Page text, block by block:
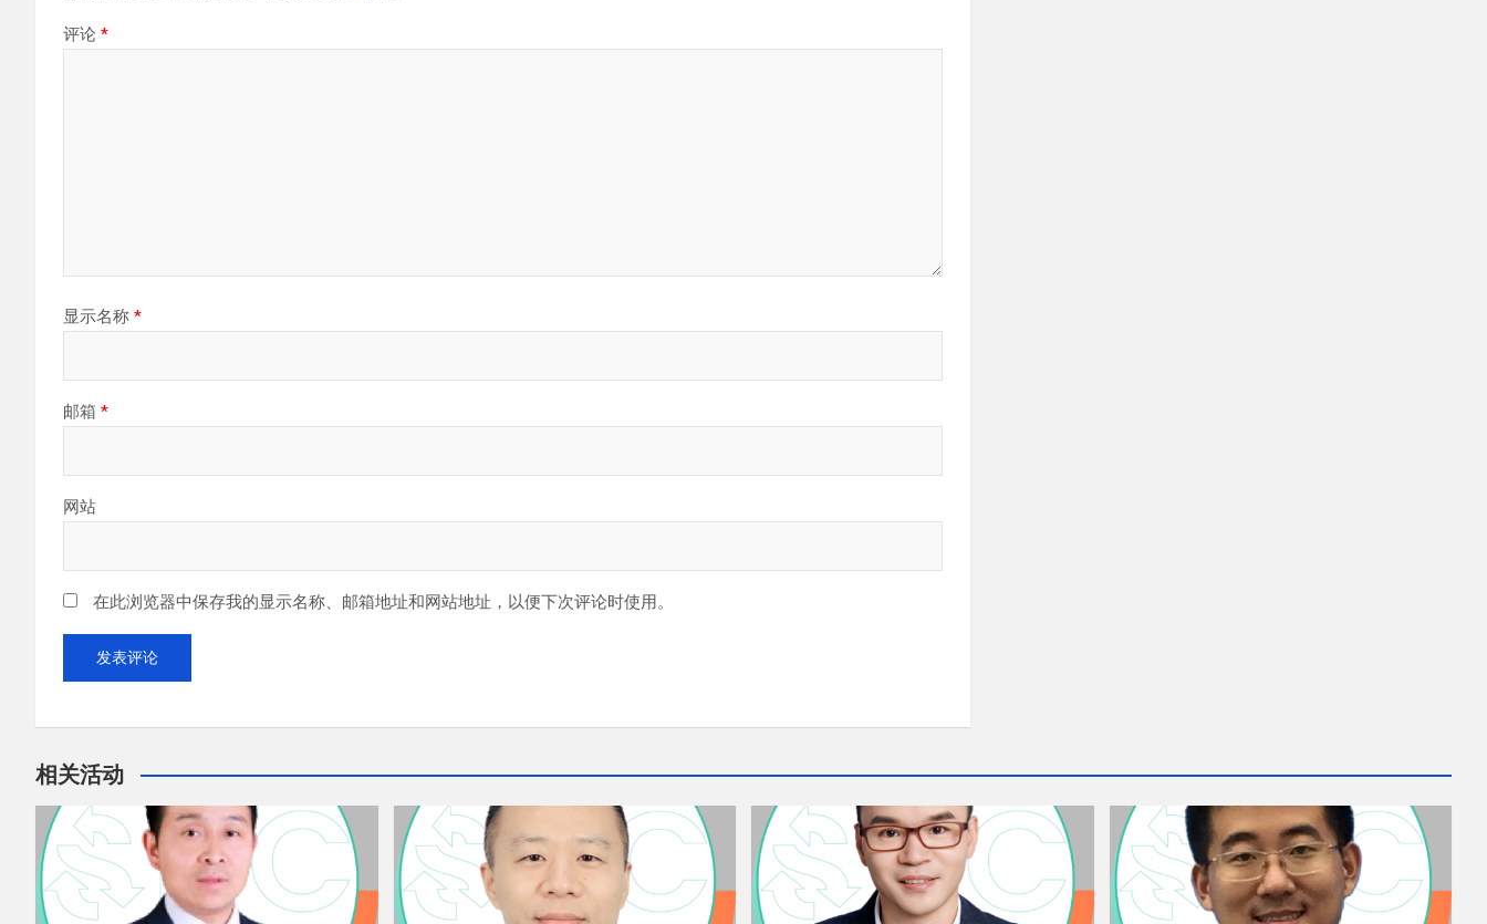
评论 *
显示名称 *
邮箱 *
网站
在此浏览器中保存我的显示名称、邮箱地址和网站地址，以便下次评论时使用。
相关活动